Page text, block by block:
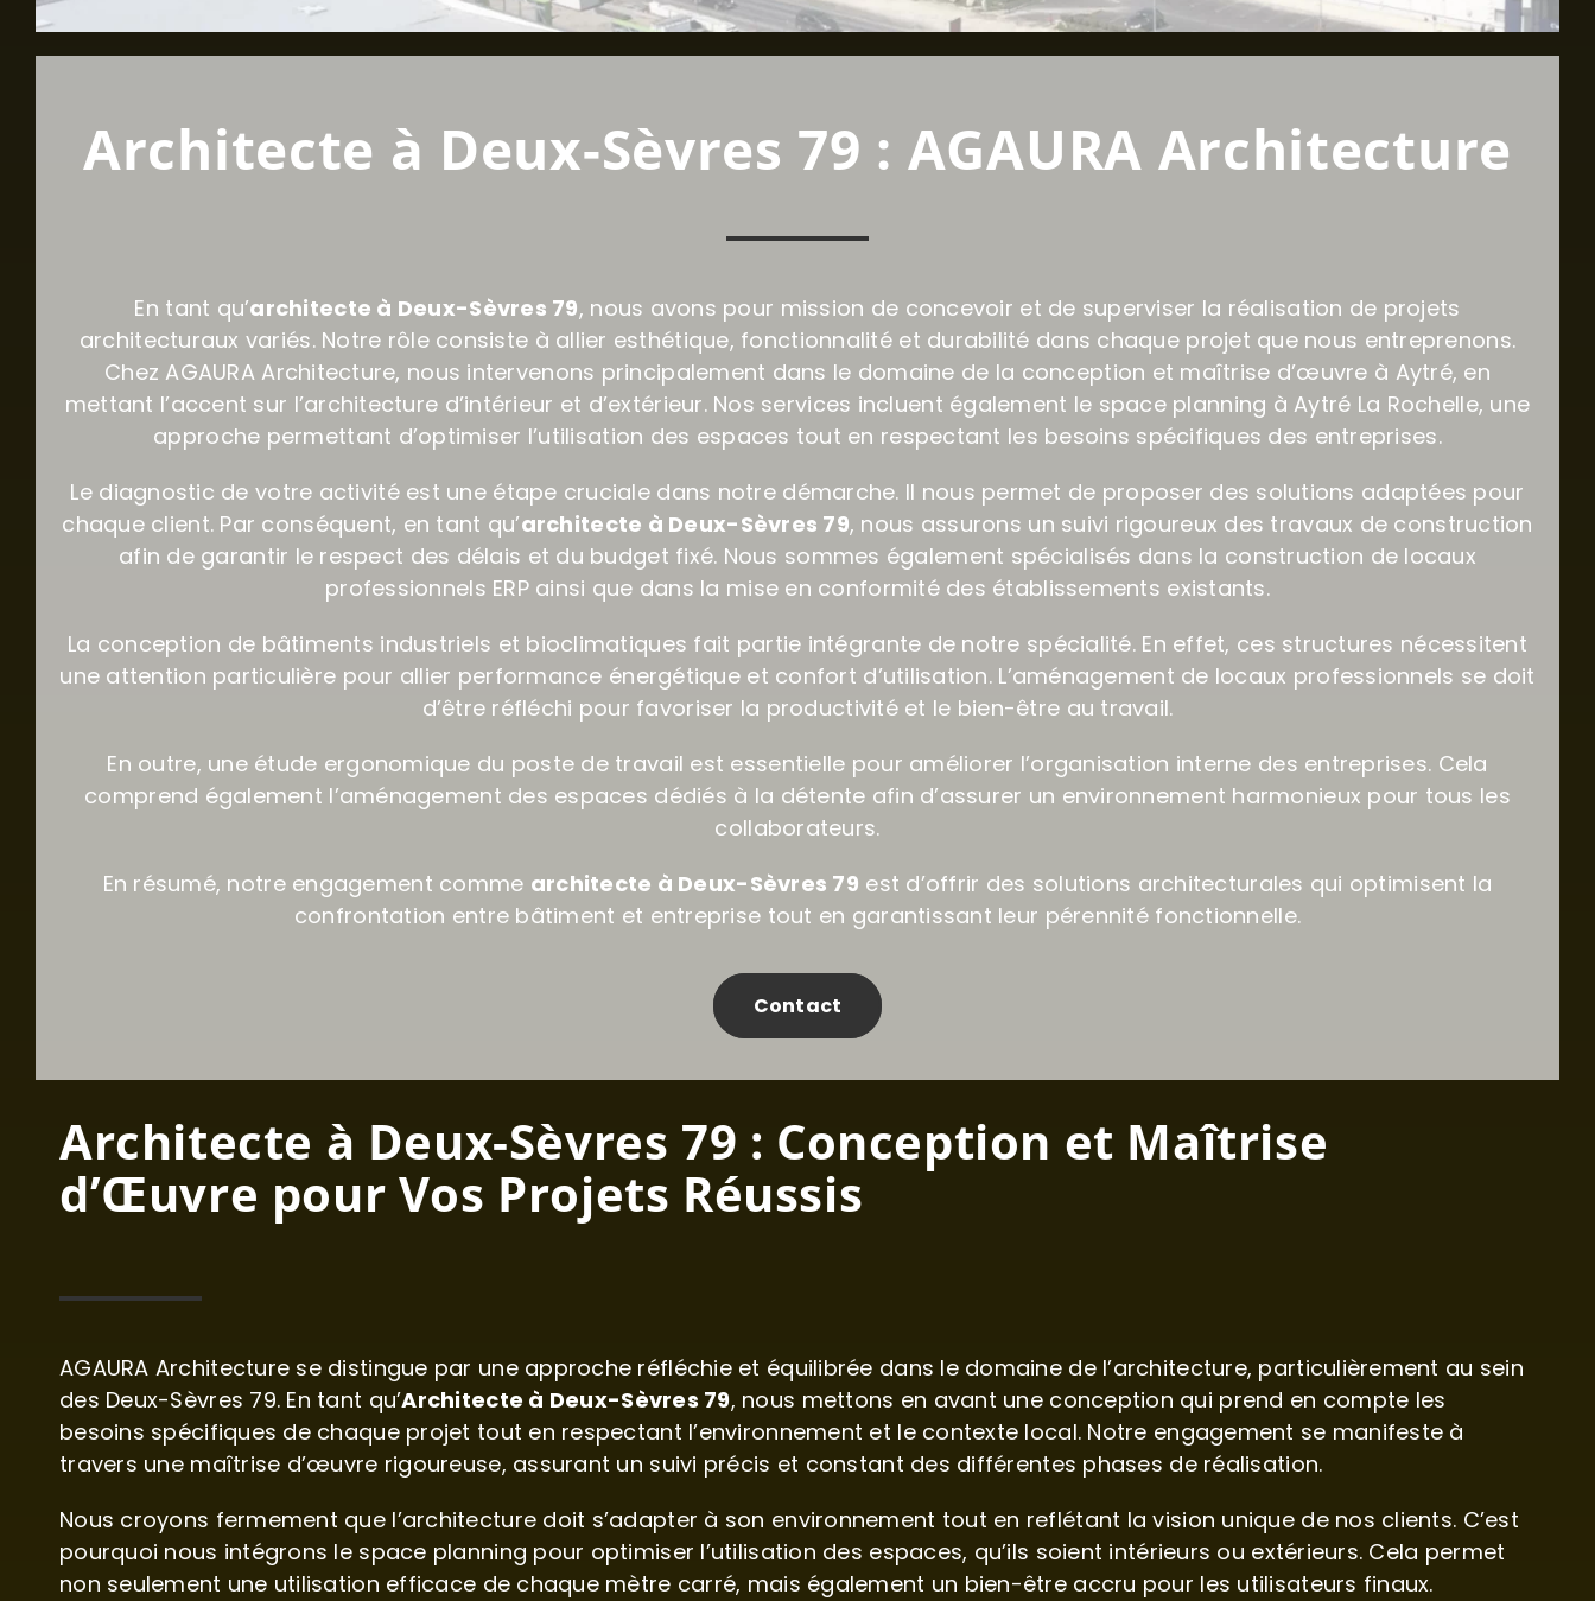
Architecte à Deux-Sèvres 79 : AGAURA Architecture
En tant qu’architecte à Deux-Sèvres 79, nous avons pour mission de concevoir et de superviser la réalisation de projets
architecturaux variés. Notre rôle consiste à allier esthétique, fonctionnalité et durabilité dans chaque projet que nous entreprenons.
Chez AGAURA Architecture, nous intervenons principalement dans le domaine de la conception et maîtrise d’œuvre à Aytré, en
mettant l’accent sur l’architecture d’intérieur et d’extérieur. Nos services incluent également le space planning à Aytré La Rochelle, une
approche permettant d’optimiser l’utilisation des espaces tout en respectant les besoins spécifiques des entreprises.
Le diagnostic de votre activité est une étape cruciale dans notre démarche. Il nous permet de proposer des solutions adaptées pour
chaque client. Par conséquent, en tant qu’architecte à Deux-Sèvres 79, nous assurons un suivi rigoureux des travaux de construction
afin de garantir le respect des délais et du budget fixé. Nous sommes également spécialisés dans la construction de locaux
professionnels ERP ainsi que dans la mise en conformité des établissements existants.
La conception de bâtiments industriels et bioclimatiques fait partie intégrante de notre spécialité. En effet, ces structures nécessitent
une attention particulière pour allier performance énergétique et confort d’utilisation. L’aménagement de locaux professionnels se doit
d’être réfléchi pour favoriser la productivité et le bien-être au travail.
En outre, une étude ergonomique du poste de travail est essentielle pour améliorer l’organisation interne des entreprises. Cela
comprend également l’aménagement des espaces dédiés à la détente afin d’assurer un environnement harmonieux pour tous les
collaborateurs.
En résumé, notre engagement comme architecte à Deux-Sèvres 79 est d’offrir des solutions architecturales qui optimisent la
confrontation entre bâtiment et entreprise tout en garantissant leur pérennité fonctionnelle.
Contact
Architecte à Deux-Sèvres 79 : Conception et Maîtrise
d’Œuvre pour Vos Projets Réussis
AGAURA Architecture se distingue par une approche réfléchie et équilibrée dans le domaine de l’architecture, particulièrement au sein
des Deux-Sèvres 79. En tant qu’Architecte à Deux-Sèvres 79, nous mettons en avant une conception qui prend en compte les
besoins spécifiques de chaque projet tout en respectant l’environnement et le contexte local. Notre engagement se manifeste à
travers une maîtrise d’œuvre rigoureuse, assurant un suivi précis et constant des différentes phases de réalisation.
Nous croyons fermement que l’architecture doit s’adapter à son environnement tout en reflétant la vision unique de nos clients. C’est
pourquoi nous intégrons le space planning pour optimiser l’utilisation des espaces, qu’ils soient intérieurs ou extérieurs. Cela permet
non seulement une utilisation efficace de chaque mètre carré, mais également un bien-être accru pour les utilisateurs finaux.